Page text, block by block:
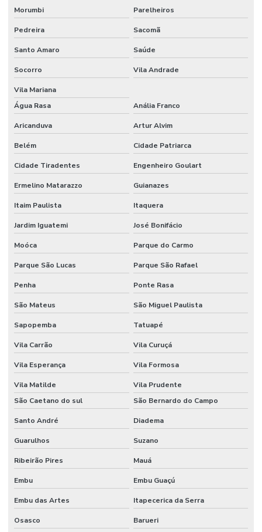
Instalação de piso porcelanato
Instalação de porcelanato
Instalação de revestimento polimérico
Instalador de porcelanato
Junta serrada
Juntas serradas concreto
Orçamento para construção de barracão
Orçamento construção civil
Orçamento para construção de galpão
Orçamento para construção de galpão industrial
Orçamento para construção de galpão metálico
Orçamento de piso industrial
Pintura epóxi alto tráfego
Pintura epóxi autonivelante
Pintura epóxi para galpão
Pintura epóxi industrial
Pintura epóxi para piso de fábrica
Pintura epóxi para piso industrial
Pintura de pisos industriais
Pintura predial preço m2
Morumbi Parelheiros
Pedreira Sacomã
Santo Amaro Saúde
Socorro Vila Andrade
Vila Mariana
Água Rasa
Anália Franco
Aricanduva Artur Alvim
Belém Cidade Patriarca
Cidade Tiradentes Engenheiro Goulart
Ermelino Matarazzo Guianazes
Itaim Paulista Itaquera
Jardim Iguatemi José Bonifácio
Moóca Parque do Carmo
Parque São Lucas Parque São Rafael
Penha Ponte Rasa
São Mateus São Miguel Paulista
Sapopemba Tatuapé
Vila Carrão Vila Curuçá
Vila Esperança Vila Formosa
Vila Matilde
Vila Prudente
São Caetano do sul
São Bernardo do Campo
Santo André Diadema
Guarulhos Suzano
Ribeirão Pires Mauá
Embu Embu Guaçú
Embu das Artes Itapecerica da Serra
Osasco Barueri